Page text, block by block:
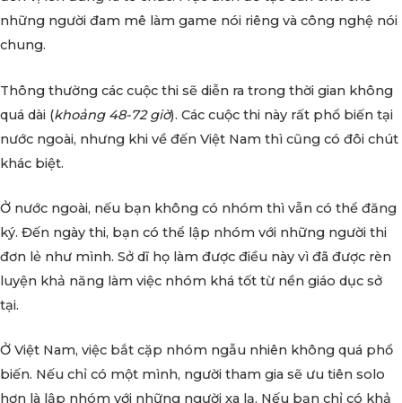
những người đam mê làm game nói riêng và công nghệ nói
chung.
Thông thường các cuộc thi sẽ diễn ra trong thời gian không
quá dài (khoảng 48-72 giờ). Các cuộc thi này rất phổ biến tại
nước ngoài, nhưng khi về đến Việt Nam thì cũng có đôi chút
khác biệt.
Ở nước ngoài, nếu bạn không có nhóm thì vẫn có thể đăng
ký. Đến ngày thi, bạn có thể lập nhóm với những người thi
đơn lẻ như mình. Sở dĩ họ làm được điều này vì đã được rèn
luyện khả năng làm việc nhóm khá tốt từ nền giáo dục sở
tại.
Ở Việt Nam, việc bắt cặp nhóm ngẫu nhiên không quá phổ
biến. Nếu chỉ có một mình, người tham gia sẽ ưu tiên solo
hơn là lập nhóm với những người xa lạ. Nếu bạn chỉ có khả